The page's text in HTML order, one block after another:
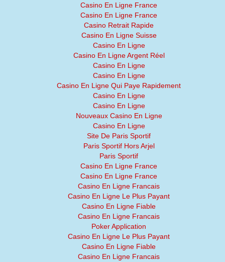
Casino En Ligne France
Casino En Ligne France
Casino Retrait Rapide
Casino En Ligne Suisse
Casino En Ligne
Casino En Ligne Argent Réel
Casino En Ligne
Casino En Ligne
Casino En Ligne Qui Paye Rapidement
Casino En Ligne
Casino En Ligne
Nouveaux Casino En Ligne
Casino En Ligne
Site De Paris Sportif
Paris Sportif Hors Arjel
Paris Sportif
Casino En Ligne France
Casino En Ligne France
Casino En Ligne Francais
Casino En Ligne Le Plus Payant
Casino En Ligne Fiable
Casino En Ligne Francais
Poker Application
Casino En Ligne Le Plus Payant
Casino En Ligne Fiable
Casino En Ligne Francais